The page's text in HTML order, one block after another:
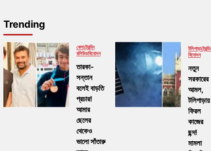
Trending
খেলাট্রেন্ডিং
বলিউডবিনোদন
তারকা-
সন্তান
বলেই বাড়তি
প্রচার!
আমার
ছেলের
থেকেও
ভালো সাঁতারু
টলিপাড়া
বিনোদন
নতুন
সরকারের
আমল,
টলিপাড়ায়
ফিরল
কাজের
ছন্দ!
মামলা